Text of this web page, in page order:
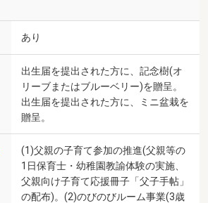
あり
出生届を提出された方に、記念樹(オ
リーブまたはブルーベリー)を贈呈。
出生届を提出された方に、ミニ盆栽を
贈呈。
(1)父親の子育て参加の推進(父親等の
1日保育士・幼稚園教諭体験の実施、
父親向け子育て応援冊子「父子手帖」
の配布)。(2)のびのびルーム事業(3歳